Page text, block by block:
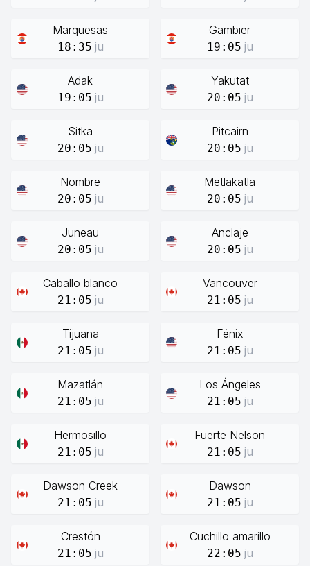
Marquesas
18:35 ju
Gambier
19:05 ju
Adak
19:05 ju
Yakutat
20:05 ju
Sitka
20:05 ju
Pitcairn
20:05 ju
Nombre
20:05 ju
Metlakatla
20:05 ju
Juneau
20:05 ju
Anclaje
20:05 ju
Caballo blanco
21:05 ju
Vancouver
21:05 ju
Tijuana
21:05 ju
Fénix
21:05 ju
Mazatlán
21:05 ju
Los Ángeles
21:05 ju
Hermosillo
21:05 ju
Fuerte Nelson
21:05 ju
Dawson Creek
21:05 ju
Dawson
21:05 ju
Crestón
21:05 ju
Cuchillo amarillo
22:05 ju